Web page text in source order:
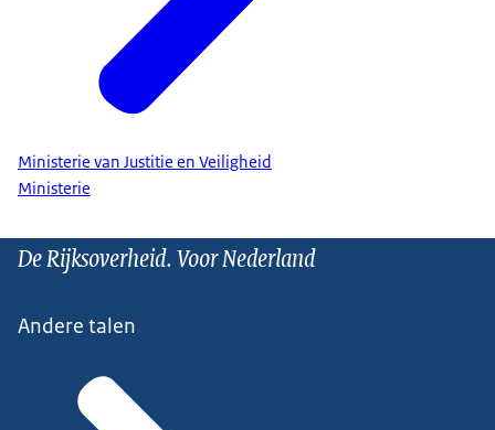
Ministerie van Justitie en Veiligheid
Ministerie
De Rijksoverheid. Voor Nederland
Andere talen